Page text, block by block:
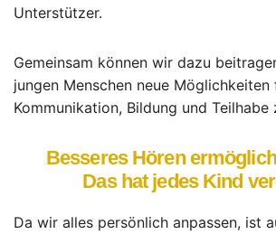
Unterstützer.
Gemeinsam können wir dazu
jungen Menschen neue Möglichkeiten
Kommunikation, Bildung und Teilhabe
Besseres Hören
Das hat jedes Kind
Da wir alles persönlich anpassen, ist